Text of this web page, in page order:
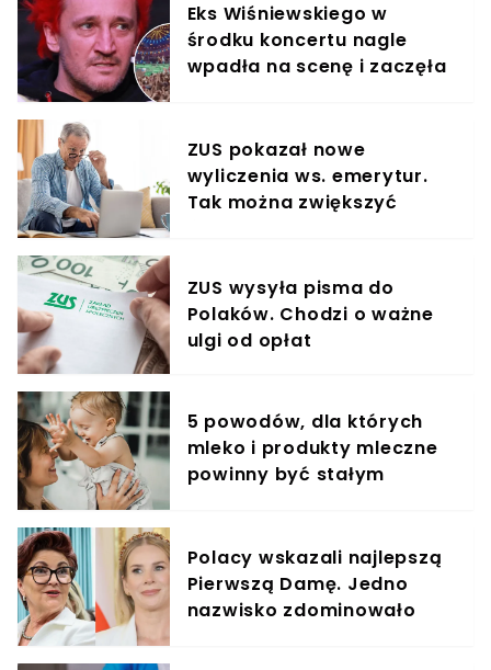
Eks Wiśniewskiego w
środku koncertu nagle
wpadła na scenę i zaczęła
ZUS pokazał nowe
wyliczenia ws. emerytur.
Tak można zwiększyć
ZUS wysyła pisma do
Polaków. Chodzi o ważne
ulgi od opłat
5 powodów, dla których
mleko i produkty mleczne
powinny być stałym
Polacy wskazali najlepszą
Pierwszą Damę. Jedno
nazwisko zdominowało